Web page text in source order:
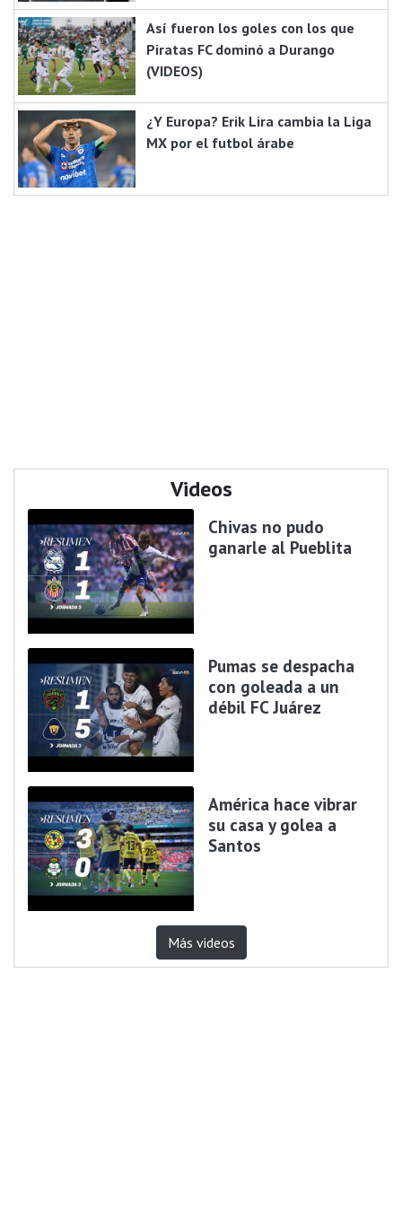
Así fueron los goles con los que
Piratas FC dominó a Durango
(VIDEOS)
¿Y Europa? Erik Lira cambia la Liga
MX por el futbol árabe
Videos
Chivas no pudo
ganarle al Pueblita
Pumas se despacha
con goleada a un
débil FC Juárez
América hace vibrar
su casa y golea a
Santos
Más videos